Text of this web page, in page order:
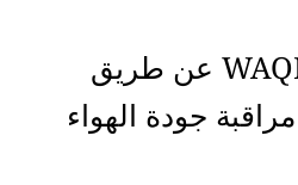
ادعم منصة بيانات WAQI عن طريق
جودة الهواء